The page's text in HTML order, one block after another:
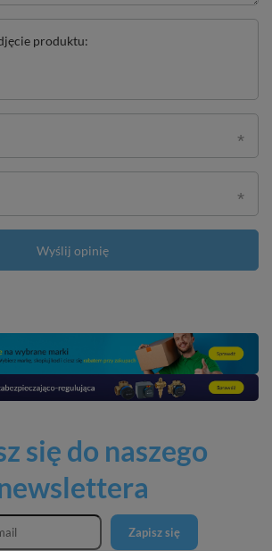
produktu:
Wyślij opinię
się do naszego
Zapisz się